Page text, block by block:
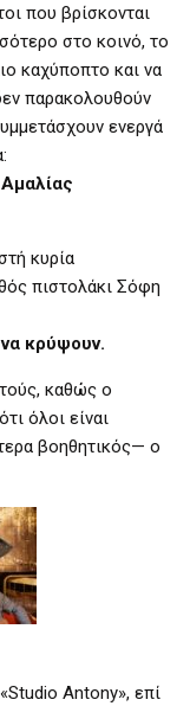
που βρίσκονται
στο κοινό, το
καχύποπτο και να
παρακολουθούν
ενεργά
κυρία
πιστολάκι Σόφη
κρύψουν.
καθώς ο
όλοι είναι
βοηθητικός— ο
Antony», επί